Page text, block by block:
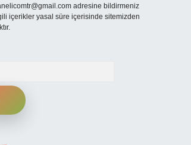
adresine bildirmeniz
içerikler yasal süre içerisinde sitemizden